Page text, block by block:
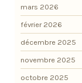
mars 2026
février 2026
décembre 2025
novembre 2025
octobre 2025